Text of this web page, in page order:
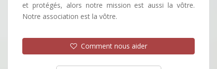
et protégés, alors notre mission est aussi la vôtre.
Notre association est la vôtre.
Comment nous aider